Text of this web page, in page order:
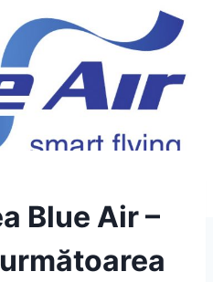
Blue Air –